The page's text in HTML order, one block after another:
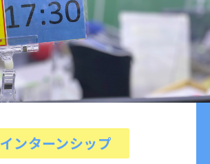
インターンシップ